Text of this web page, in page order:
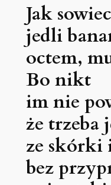
Jak
jedli
octem,
Bo nikt
im nie
że trzeba
ze skórki
bez